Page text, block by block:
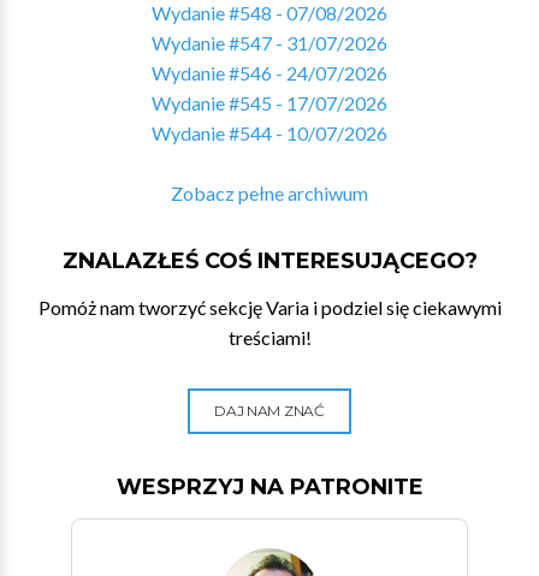
Wydanie #548 - 07/08/2026
Wydanie #547 - 31/07/2026
Wydanie #546 - 24/07/2026
Wydanie #545 - 17/07/2026
Wydanie #544 - 10/07/2026
Zobacz pełne archiwum
ZNALAZŁEŚ COŚ INTERESUJĄCEGO?
Pomóż nam tworzyć sekcję Varia i podziel się ciekawymi
treściami!
DAJ NAM ZNAĆ
WESPRZYJ NA PATRONITE